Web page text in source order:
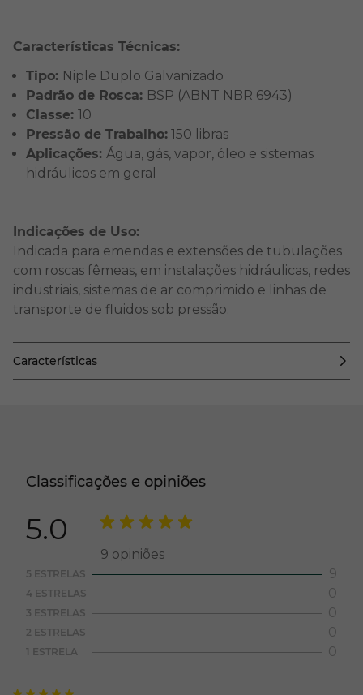
Características Técnicas:
Tipo: Niple Duplo Galvanizado
Padrão de Rosca: BSP (ABNT NBR 6943)
Classe: 10
Pressão de Trabalho: 150 libras
Aplicações: Água, gás, vapor, óleo e sistemas
hidráulicos em geral
Indicações de Uso:
Indicada para emendas e extensões de tubulações
com roscas fêmeas, em instalações hidráulicas, redes
industriais, sistemas de ar comprimido e linhas de
transporte de fluidos sob pressão.
Características
Classificações e opiniões
5.0
9 opiniões
5 ESTRELAS 9
4 ESTRELAS 0
3 ESTRELAS 0
2 ESTRELAS 0
1 ESTRELA 0